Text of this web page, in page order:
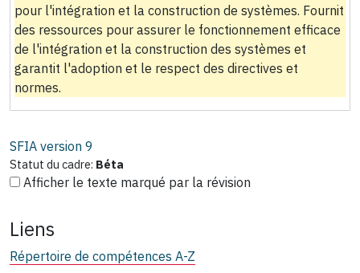
pour l'intégration et la construction de systèmes. Fournit
des ressources pour assurer le fonctionnement efficace
de l'intégration et la construction des systèmes et
garantit l'adoption et le respect des directives et
normes.
SFIA version 9
Statut du cadre: Béta
Afficher le texte marqué par la révision
Liens
Répertoire de compétences A-Z